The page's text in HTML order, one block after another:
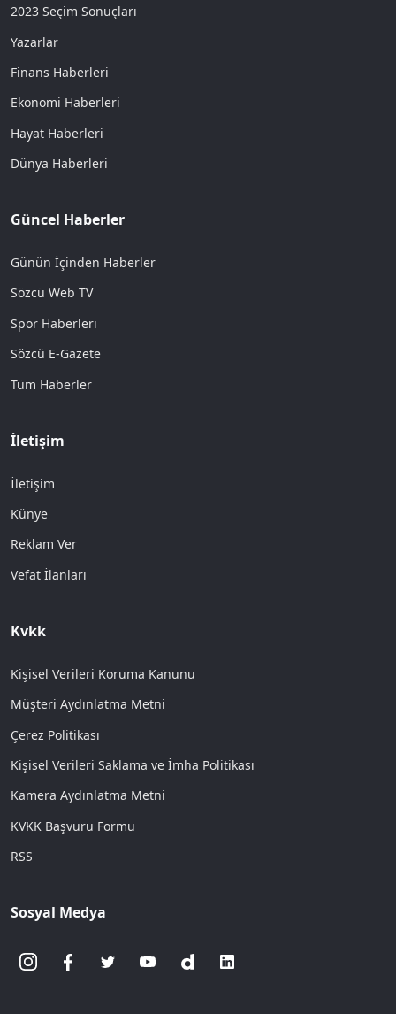
2023 Seçim Sonuçları
Yazarlar
Finans Haberleri
Ekonomi Haberleri
Hayat Haberleri
Dünya Haberleri
Güncel Haberler
Günün İçinden Haberler
Sözcü Web TV
Spor Haberleri
Sözcü E-Gazete
Tüm Haberler
İletişim
İletişim
Künye
Reklam Ver
Vefat İlanları
Kvkk
Kişisel Verileri Koruma Kanunu
Müşteri Aydınlatma Metni
Çerez Politikası
Kişisel Verileri Saklama ve İmha Politikası
Kamera Aydınlatma Metni
KVKK Başvuru Formu
RSS
Sosyal Medya